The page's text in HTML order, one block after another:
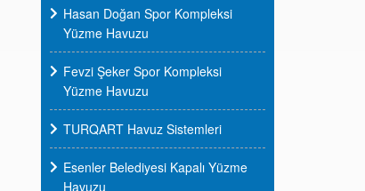
Hasan Doğan Spor Kompleksi
Yüzme Havuzu
Fevzi Şeker Spor Kompleksi
Yüzme Havuzu
TURQART Havuz Sistemleri
Esenler Belediyesi Kapalı Yüzme
Havuzu